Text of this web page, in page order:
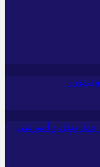
تورز
حمل‌و‌نقل و آموزشی